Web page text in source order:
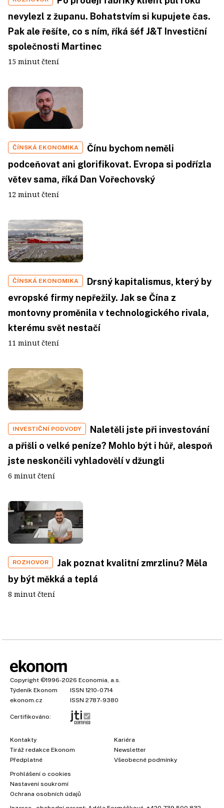
nevylezl z županu. Bohatstvím si kupujete čas.
Pak ale řešíte, co s ním, říká šéf J&T Investiční
společnosti Martinec
15 minut čtení
ČÍNSKÁ EKONOMIKA
Čínu bychom neměli
podceňovat ani glorifikovat. Evropa si podřízla
větev sama, říká Dan Vořechovský
12 minut čtení
ČÍNSKÁ EKONOMIKA
Drsný kapitalismus, který by
evropské firmy nepřežily. Jak se Čína z
montovny proměnila v technologického rivala,
kterému svět nestačí
11 minut čtení
INVESTIČNÍ PODVODY
Naletěli jste při investování
a přišli o velké peníze? Mohlo být i hůř, alespoň
jste neskončili vyhladovělí v džungli
6 minut čtení
ROZHOVOR
Jak poznat kvalitní zmrzlinu? Měla
by být měkká a teplá
8 minut čtení
Copyright ©1996-2026 Economia, a.s.
Týdeník Ekonom
ISSN 1210-0714
ekonom.cz
ISSN 2787-9380
Certifikováno:
Kontakty
Tiráž redakce Ekonom
Předplatné
Kariéra
Newsletter
Všeobecné podmínky
Prohlášení o cookies
Nastavení soukromí
Ochrana osobních údajů